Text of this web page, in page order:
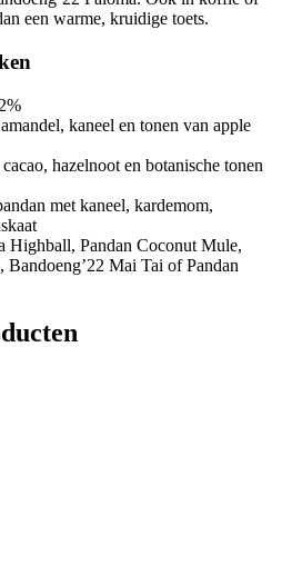
een warme, kruidige toets.
kaneel en tonen van apple
hazelnoot en botanische tonen
met kaneel, kardemom,
Highball, Pandan Coconut Mule,
Bandoeng’22 Mai Tai of Pandan